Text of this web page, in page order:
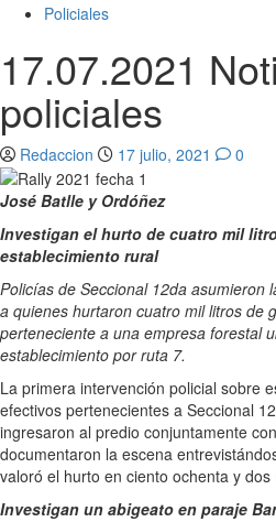
Policiales
17.07.2021
policiales
Redaccion 17 julio, 2021 0
José Batlle y Ordóñez
Investigan el hurto de cuatro mil
establecimiento rural
Policías de Seccional 12da asumieron
a quienes hurtaron cuatro mil litros de
perteneciente a una empresa forestal
establecimiento por ruta 7.
La primera intervención policial sobre
efectivos pertenecientes a Seccional
ingresaron al predio conjuntamente
documentaron la escena
valoró el hurto en ciento ochenta y
Investigan un abigeato en paraje